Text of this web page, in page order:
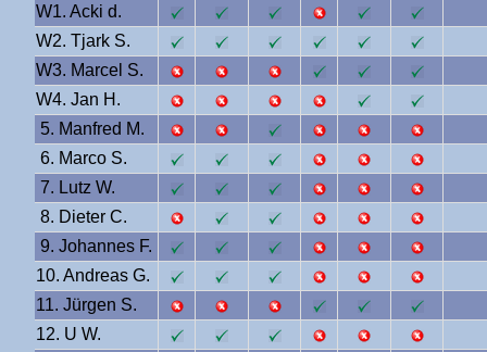
W1. Acki d.
W2. Tjark S.
W3. Marcel S.
W4. Jan H.
5. Manfred M.
6. Marco S.
7. Lutz W.
8. Dieter C.
9. Johannes F.
10. Andreas G.
11. Jürgen S.
12. U W.